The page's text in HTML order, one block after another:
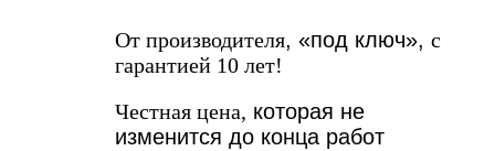
От производителя, «под ключ», с
гарантией 10 лет!
Честная цена, которая не
изменится до конца работ